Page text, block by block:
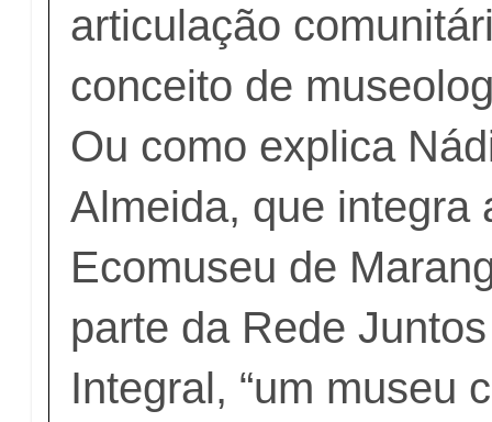
articulação
conceito de
Ou como explica
Almeida, que integra
Ecomuseu de
parte da Rede
Integral, “um museu